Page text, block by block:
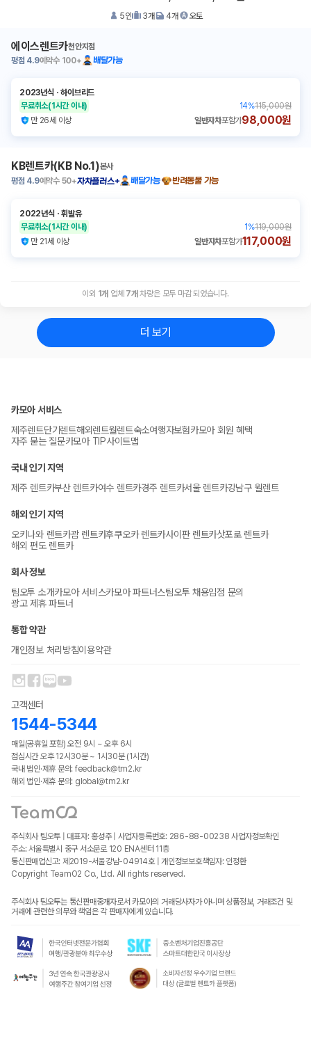
5인 3개 4개 오토
에이스렌트카천안지점
평점 4.9예약수 100+ 배달가능
2023년식 ㆍ하이브리드
무료취소(1시간 이내) 14%115,000원
만 26세 이상
일반자차포함가98,000원
KB렌트카(KB No.1)본사
평점 4.9예약수 50+자차플러스+ 배달가능 반려동물 가능
2022년식 ㆍ휘발유
무료취소(1시간 이내) 1 %119,000원
만 21세 이상
일반자차포함가117,000원
이외 1개 업체 7개 차량은 모두 마감 되었습니다.
더 보기
카모아 서비스
제주렌트단기렌트해외렌트월렌트숙소여행자보험카모아 회원 혜택
자주 묻는 질문카모아 TIP사이트맵
국내 인기 지역
제주 렌트카부산 렌트카여수 렌트카경주 렌트카서울 렌트카강남구 월렌트
해외 인기 지역
오키나와 렌트카괌 렌트카후쿠오카 렌트카사이판 렌트카삿포로 렌트카
해외 편도 렌트카
회사 정보
팀오투 소개카모아 서비스카모아 파트너스팀오투 채용입점 문의
광고 제휴 파트너
통합 약관
개인정보 처리방침이용약관
고객센터
1544-5344
매일(공휴일 포함) 오전 9시 ~ 오후 6시
점심시간 오후 12시30분 ~ 1시30분 (1시간)
국내 법인·제휴 문의: feedback@tm2.kr
해외 법인·제휴 문의: global@tm2.kr
주식회사 팀오투 | 대표자: 홍성주 | 사업자등록번호: 286-88-00238 사업자정보확인
주소: 서울특별시 중구 서소문로 120 ENA센터 11층
통신판매업신고: 제2019-서울강남-04914호 | 개인정보보호책임자: 인정환
Copyright TeamO2 Co., Ltd. All rights reserved.
주식회사 팀오투는 통신판매중개자로서 카모아의 거래당사자가 아니며 상품정보, 거래조건 및
거래에 관련한 의무와 책임은 각 판매자에게 있습니다.